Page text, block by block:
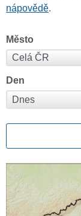
nápovědě.
Město
Den